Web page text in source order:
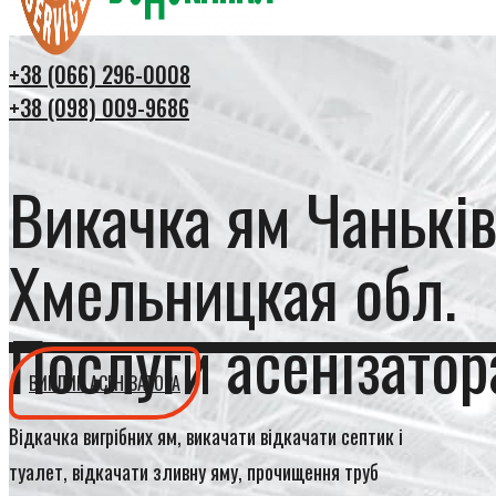
+38 (066) 296-0008
+38 (098) 009-9686
Викачка ям Чаньків
Хмельницкая обл.
Послуги
ВИКЛИК АСЕНІЗАТОРА
Відкачка вигрібних ям, викачати відкачати септик і
туалет, відкачати зливну яму, прочищення труб